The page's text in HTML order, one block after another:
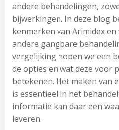
andere behandelingen,
bijwerkingen. In deze blog
kenmerken van Arimidex
andere gangbare
vergelijking hopen we een
de opties en wat deze voor
betekenen. Het maken van
is essentieel in het
informatie kan daar een
leveren.